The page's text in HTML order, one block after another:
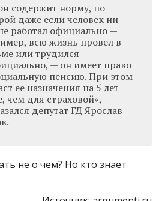
содержит норму, по
даже если человек ни
работал официально —
всю жизнь провел в
или трудился
— он имеет право
пенсию. При этом
ее назначения на 5 лет
чем для страховой», —
депутат ГД Ярослав
не о чем? Но кто знает